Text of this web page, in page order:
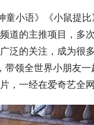
小语》《小鼠提
道的主推项目，多
泛的关注，成为很
领全世界小朋友
一经在爱奇艺全